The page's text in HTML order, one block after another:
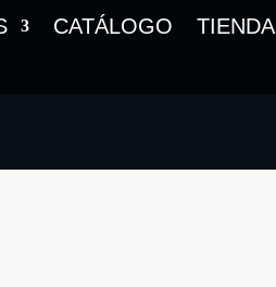
CATÁLOGO
TIENDA